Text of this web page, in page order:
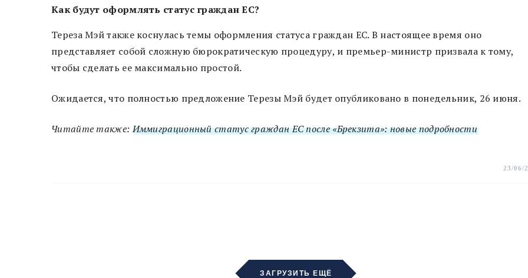
Как будут оформлять статус граждан ЕС?
Тереза Мэй также коснулась темы оформления статуса граждан ЕС. В настоящее время оно
представляет собой сложную бюрократическую процедуру, и премьер-министр призвала к тому,
чтобы сделать ее максимально простой.
Ожидается, что полностью предложение Терезы Мэй будет опубликовано в понедельник, 26 июня.
Читайте также:Иммиграционный статус граждан ЕС после «Брекзита»: новые подробности
23/06/
ЗАГРУЗИТЬ ЕЩЁ